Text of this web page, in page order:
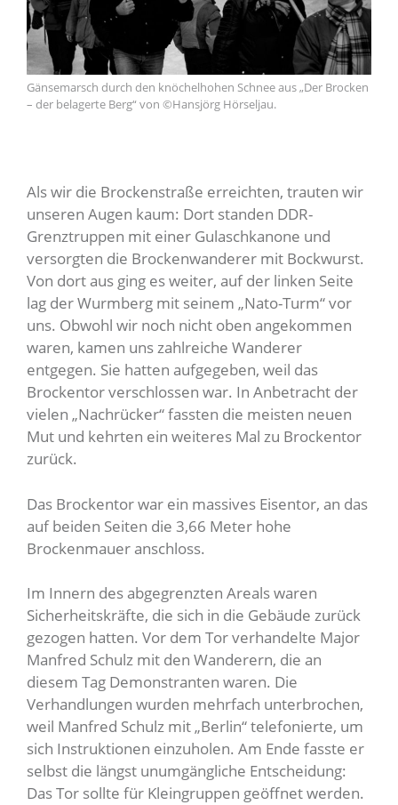
Gänsemarsch durch den knöchelhohen Schnee aus „Der Brocken
– der belagerte Berg“ von ©Hansjörg Hörseljau.
Als wir die Brockenstraße erreichten, trauten wir
unseren Augen kaum: Dort standen DDR-
Grenztruppen mit einer Gulaschkanone und
versorgten die Brockenwanderer mit Bockwurst.
Von dort aus ging es weiter, auf der linken Seite
lag der Wurmberg mit seinem „Nato-Turm“ vor
uns. Obwohl wir noch nicht oben angekommen
waren, kamen uns zahlreiche Wanderer
entgegen. Sie hatten aufgegeben, weil das
Brockentor verschlossen war. In Anbetracht der
vielen „Nachrücker“ fassten die meisten neuen
Mut und kehrten ein weiteres Mal zu Brockentor
zurück.
Das Brockentor war ein massives Eisentor, an das
auf beiden Seiten die 3,66 Meter hohe
Brockenmauer anschloss.
Im Innern des abgegrenzten Areals waren
Sicherheitskräfte, die sich in die Gebäude zurück
gezogen hatten. Vor dem Tor verhandelte Major
Manfred Schulz mit den Wanderern, die an
diesem Tag Demonstranten waren. Die
Verhandlungen wurden mehrfach unterbrochen,
weil Manfred Schulz mit „Berlin“ telefonierte, um
sich Instruktionen einzuholen. Am Ende fasste er
selbst die längst unumgängliche Entscheidung:
Das Tor sollte für Kleingruppen geöffnet werden.